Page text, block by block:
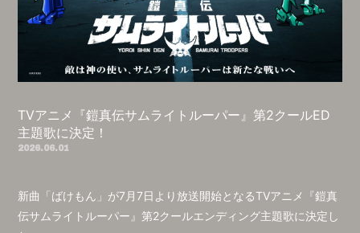
TVアニメ『鎧真伝サムライトルーパー』第2クールED
主題歌に決定！
2026.06.01
新曲「ばけもん」が7月7日より放送開始となるTVアニメ『鎧真
伝サムライトルーパー』第2クールエンディング主題歌に決定し